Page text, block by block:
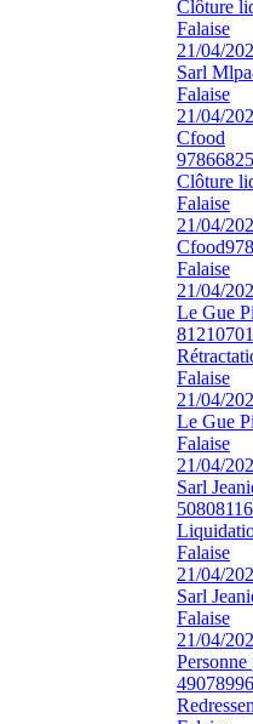
Clôture
Falaise
21/04/
Sarl Mlpa
Falaise
21/04/
Cfood
Clôture
Falaise
21/04/
Cfood
Falaise
21/04/
Le Gue
Falaise
21/04/
Le Gue
Falaise
21/04/
Sarl
Falaise
21/04/
Sarl
Falaise
21/04/